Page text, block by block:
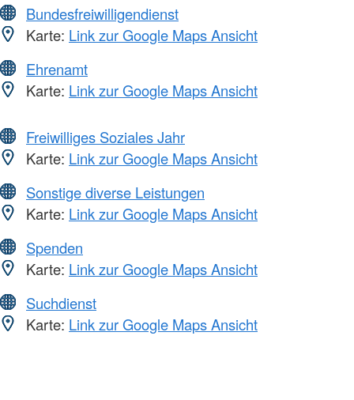
Bundesfreiwilligendienst
Karte: Link zur Google Maps Ansicht
Ehrenamt
Karte: Link zur Google Maps Ansicht
Freiwilliges Soziales Jahr
Karte: Link zur Google Maps Ansicht
Sonstige diverse Leistungen
Karte: Link zur Google Maps Ansicht
Spenden
Karte: Link zur Google Maps Ansicht
Suchdienst
Karte: Link zur Google Maps Ansicht